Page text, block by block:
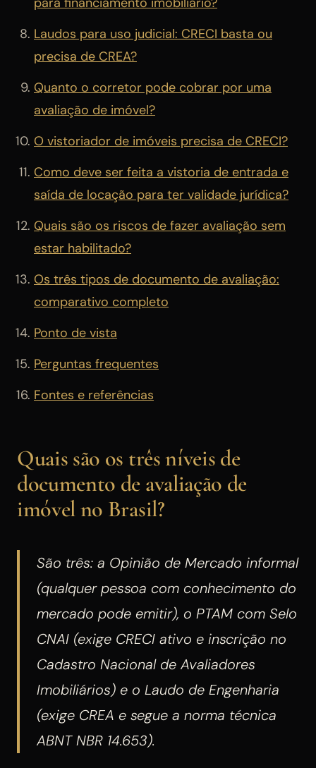
Laudos para uso judicial: CRECI basta ou
precisa de CREA?
Quanto o corretor pode cobrar por uma
avaliação de imóvel?
O vistoriador de imóveis precisa de CRECI?
Como deve ser feita a vistoria de entrada e
saída de locação para ter validade jurídica?
Quais são os riscos de fazer avaliação sem
estar habilitado?
Os três tipos de documento de avaliação:
comparativo completo
Ponto de vista
Perguntas frequentes
Fontes e referências
Quais são os três níveis de
documento de avaliação de
imóvel no Brasil?
São três: a Opinião de Mercado informal
(qualquer pessoa com conhecimento do
mercado pode emitir), o PTAM com Selo
CNAI (exige CRECI ativo e inscrição no
Cadastro Nacional de Avaliadores
Imobiliários) e o Laudo de Engenharia
(exige CREA e segue a norma técnica
ABNT NBR 14.653).